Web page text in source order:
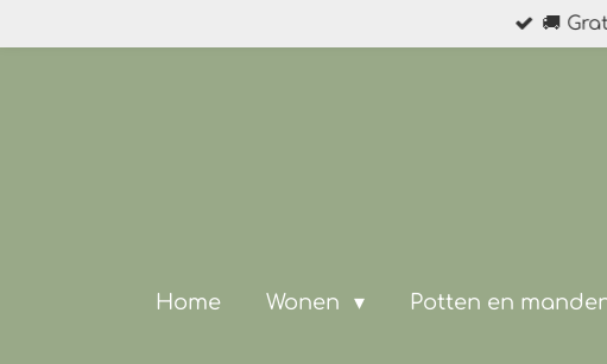
direct
🚚
Home Wonen Potten en